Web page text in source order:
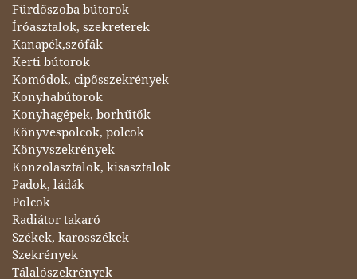
Fürdőszoba bútorok
Íróasztalok, szekreterek
Kanapék,szófák
Kerti bútorok
Komódok, cipősszekrények
Konyhabútorok
Konyhagépek, borhűtők
Könyvespolcok, polcok
Könyvszekrények
Konzolasztalok, kisasztalok
Padok, ládák
Polcok
Radiátor takaró
Székek, karosszékek
Szekrények
Tálalószekrények